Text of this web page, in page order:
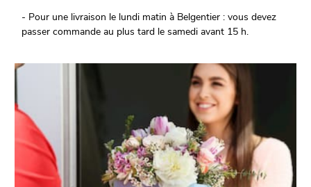
- Pour une livraison le lundi matin à Belgentier : vous devez
passer commande au plus tard le samedi avant 15 h.